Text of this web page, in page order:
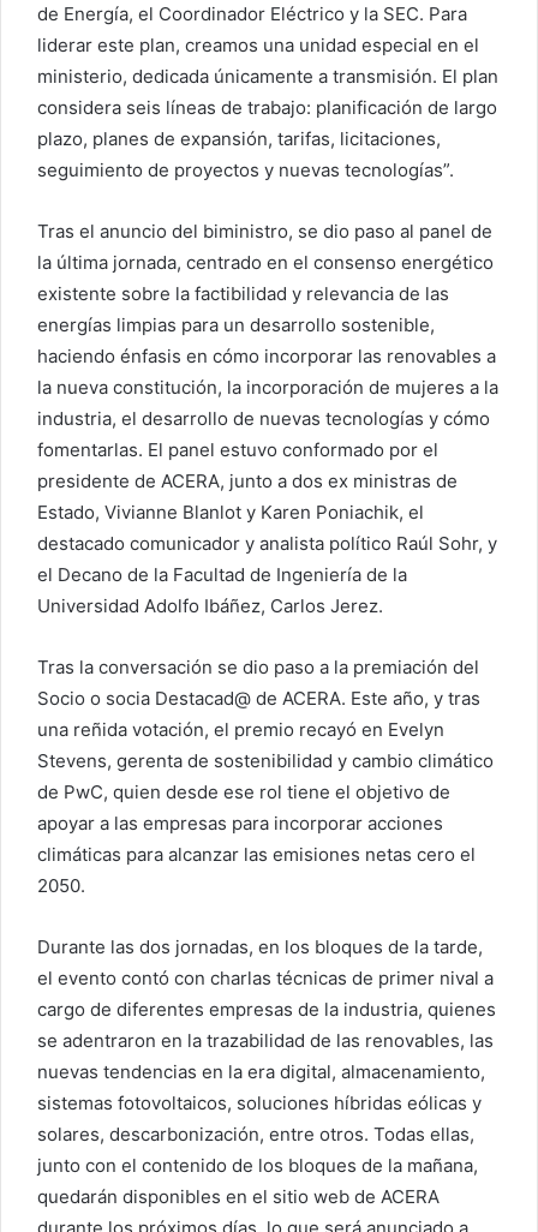
de Energía, el Coordinador Eléctrico y la SEC. Para
liderar este plan, creamos una unidad especial en el
ministerio, dedicada únicamente a transmisión. El plan
considera seis líneas de trabajo: planificación de largo
plazo, planes de expansión, tarifas, licitaciones,
seguimiento de proyectos y nuevas tecnologías”.
Tras el anuncio del biministro, se dio paso al panel de
la última jornada, centrado en el consenso energético
existente sobre la factibilidad y relevancia de las
energías limpias para un desarrollo sostenible,
haciendo énfasis en cómo incorporar las renovables a
la nueva constitución, la incorporación de mujeres a la
industria, el desarrollo de nuevas tecnologías y cómo
fomentarlas. El panel estuvo conformado por el
presidente de ACERA, junto a dos ex ministras de
Estado, Vivianne Blanlot y Karen Poniachik, el
destacado comunicador y analista político Raúl Sohr, y
el Decano de la Facultad de Ingeniería de la
Universidad Adolfo Ibáñez, Carlos Jerez.
Tras la conversación se dio paso a la premiación del
Socio o socia Destacad@ de ACERA. Este año, y tras
una reñida votación, el premio recayó en Evelyn
Stevens, gerenta de sostenibilidad y cambio climático
de PwC, quien desde ese rol tiene el objetivo de
apoyar a las empresas para incorporar acciones
climáticas para alcanzar las emisiones netas cero el
2050.
Durante las dos jornadas, en los bloques de la tarde,
el evento contó con charlas técnicas de primer nival a
cargo de diferentes empresas de la industria, quienes
se adentraron en la trazabilidad de las renovables, las
nuevas tendencias en la era digital, almacenamiento,
sistemas fotovoltaicos, soluciones híbridas eólicas y
solares, descarbonización, entre otros. Todas ellas,
junto con el contenido de los bloques de la mañana,
quedarán disponibles en el sitio web de ACERA
durante los próximos días, lo que será anunciado a